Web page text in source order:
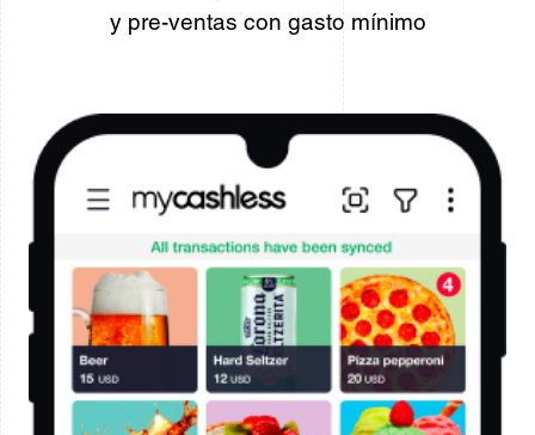
y pre-ventas con gasto mínimo